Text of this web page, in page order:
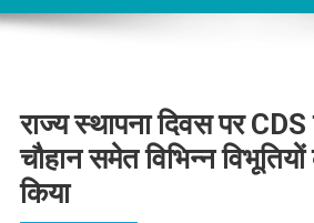
राज्य स्थापना दिवस पर
चौहान समेत विभिन्न
किया